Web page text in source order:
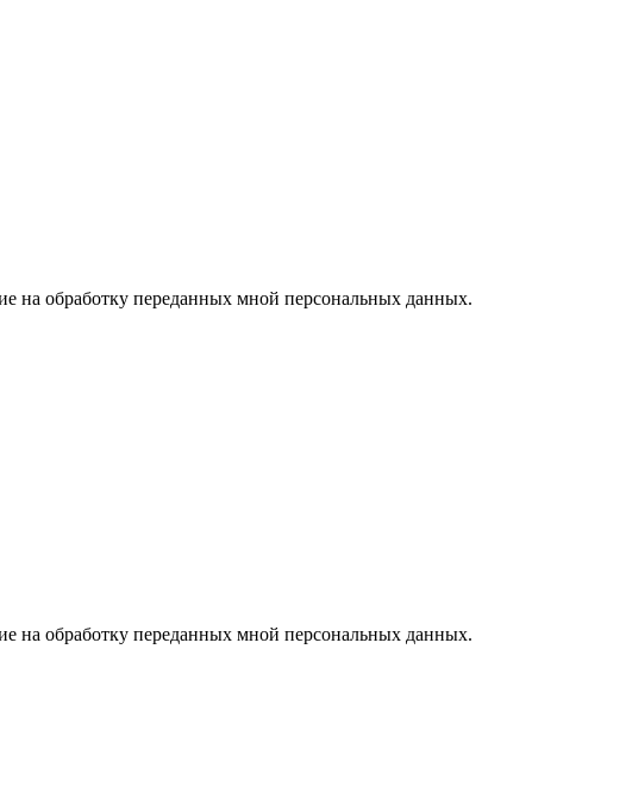
на обработку переданных мной персональных данных.
на обработку переданных мной персональных данных.